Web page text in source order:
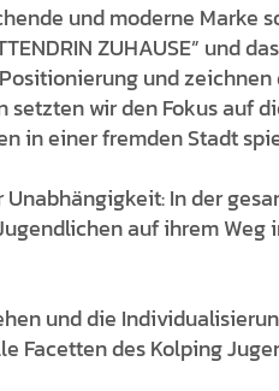
und moderne Marke
ZUHAUSE” und
und
wir den Fokus auf
in einer fremden Stadt
In der
auf ihrem
und die
Facetten des Kolping